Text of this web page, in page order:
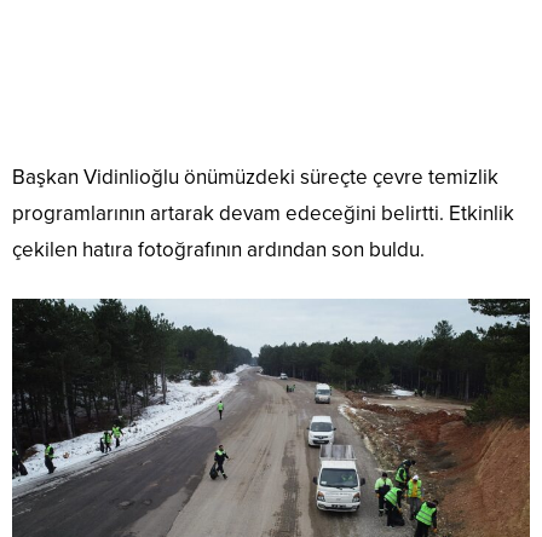
Başkan Vidinlioğlu önümüzdeki süreçte çevre temizlik
programlarının artarak devam edeceğini belirtti. Etkinlik
çekilen hatıra fotoğrafının ardından son buldu.